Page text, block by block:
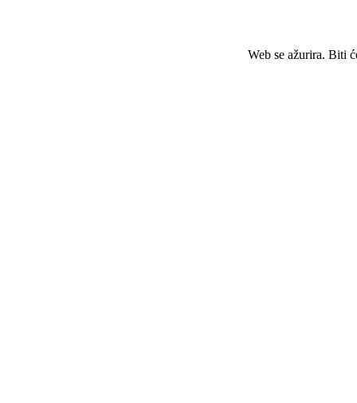
Web se ažurira. Biti